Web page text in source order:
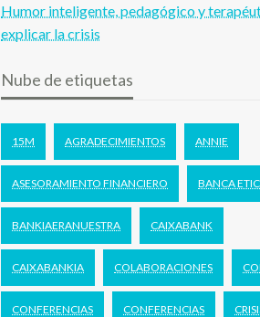
Humor inteligente, pedagógico y
explicar la crisis
Nube de etiquetas
15M AGRADECIMIENTOS ANNIE
ASESORAMIENTO FINANCIERO BANCA
BANKIAERANUESTRA CAIXABANK
CAIXABANKIA COLABORACIONES
CONFERENCIAS CONFERENCIAS